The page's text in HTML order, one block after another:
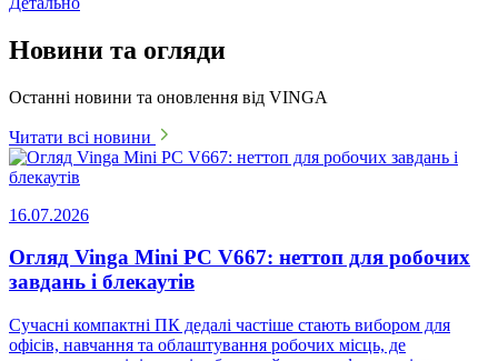
Новини та огляди
Останні новини та оновлення від VINGA
Читати всі новини
16.07.2026
Огляд Vinga Mini PC V667: неттоп для робочих
завдань і блекаутів
Сучасні компактні ПК дедалі частіше стають вибором для
офісів, навчання та облаштування робочих місць, де